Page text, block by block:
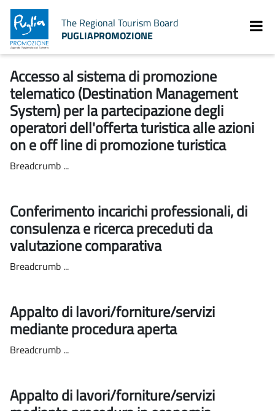
The Regional Tourism Board
PUGLIAPROMOZIONE
Accesso al sistema di promozione
telematico (Destination Management
System) per la partecipazione degli
operatori dell'offerta turistica alle azioni
on e off line di promozione turistica
Breadcrumb ...
Conferimento incarichi professionali, di
consulenza e ricerca preceduti da
valutazione comparativa
Breadcrumb ...
Appalto di lavori/forniture/servizi
mediante procedura aperta
Breadcrumb ...
Appalto di lavori/forniture/servizi